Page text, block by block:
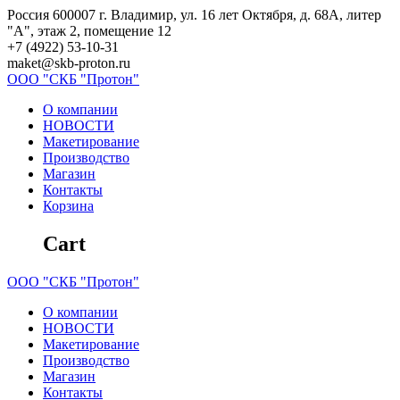
Skip
to
content
Россия 600007 г. Владимир, ул. 16 лет Октября, д. 68А, литер
"А", этаж 2, помещение 12
+7 (4922) 53-10-31
maket@skb-proton.ru
ООО "СКБ "Протон"
О компании
НОВОСТИ
Макетирование
Производство
Магазин
Контакты
Корзина
Cart
ООО "СКБ "Протон"
О компании
НОВОСТИ
Макетирование
Производство
Магазин
Контакты